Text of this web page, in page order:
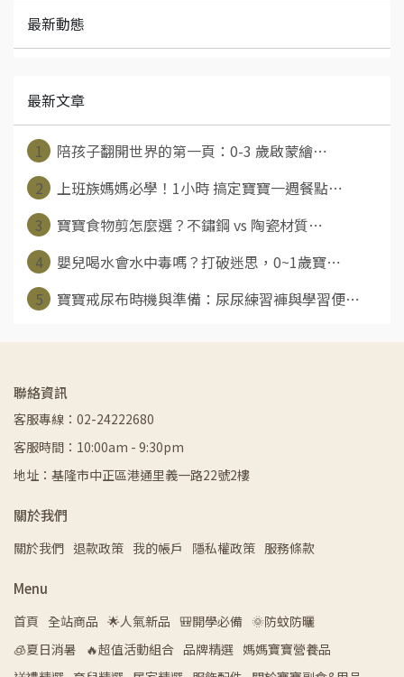
最新動態
最新文章
1
陪孩子翻開世界的第一頁：0-3 歲啟蒙繪⋯
2
上班族媽媽必學！1小時 搞定寶寶一週餐點⋯
3
寶寶食物剪怎麼選？不鏽鋼 vs 陶瓷材質⋯
4
嬰兒喝水會水中毒嗎？打破迷思，0~1歲寶⋯
5
寶寶戒尿布時機與準備：尿尿練習褲與學習便⋯
聯絡資訊
客服專線：02-24222680
客服時間：10:00am - 9:30pm
地址：基隆市中正區港通里義一路22號2樓
關於我們
關於我們 退款政策 我的帳戶 隱私權政策 服務條款
Menu
首頁 全站商品 🌟人氣新品 🎒開學必備 🌞防蚊防曬
🧊夏日消暑
🔥超值活動組合 品牌精選 媽媽寶寶營養品